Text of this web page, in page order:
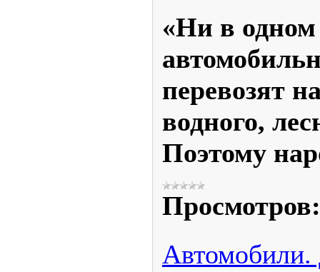
«Ни в
перевозят
водного,
Поэтому
Просмотров: